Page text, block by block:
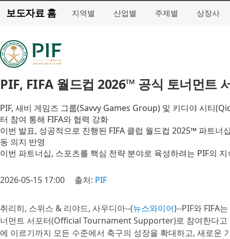
보도자료 홈 지역별 산업별 주제별 상장사
PIF, FIFA 월드컵 2026™ 공식 토너먼트
PIF, 새비 게임즈 그룹(Savvy Games Group) 및 키디야 시티
터 참여 통해 FIFA와 협력 강화
이번 발표, 성공적으로 진행된 FIFA 클럽 월드컵 2025™ 파트너
동 의지 반영
이번 파트너십, 스포츠를 핵심 전략 분야로 육성하려는 PIF의
2026-05-15 17:00 출처: PIF
취리히, 스위스 & 리야드, 사우디아--(뉴스와이어)--PIF와 FIFA
너먼트 서포터(Official Tournament Supporter)로 참여한다고
에 이르기까지 모든 수준에서 축구의 성장을 확대하고, 새로운